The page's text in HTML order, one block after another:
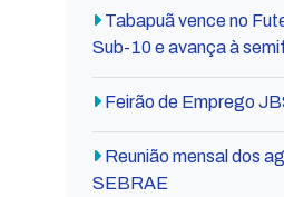
Tabapuã vence no
Sub-10 e avança à
Feirão de Emprego
Reunião mensal dos
SEBRAE